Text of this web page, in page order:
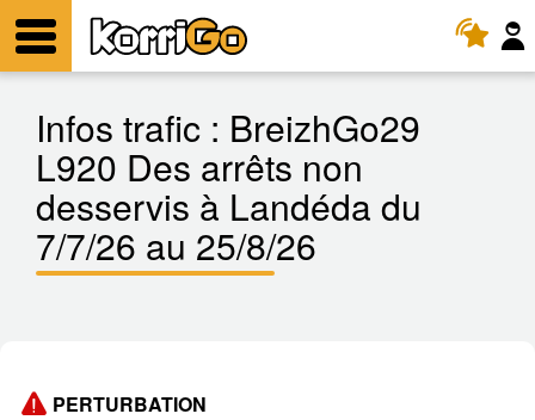
Menu
Infos trafic : BreizhGo29
L920 Des arrêts non
desservis à Landéda du
7/7/26 au 25/8/26
PERTURBATION